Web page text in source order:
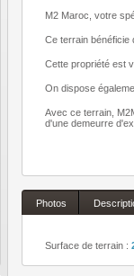
M2 Maroc, votre
Ce terrain bénéficie
Cette propriété est
On dispose
Avec ce terrain,
d'une demeurre
Photos
Surface de terrain :